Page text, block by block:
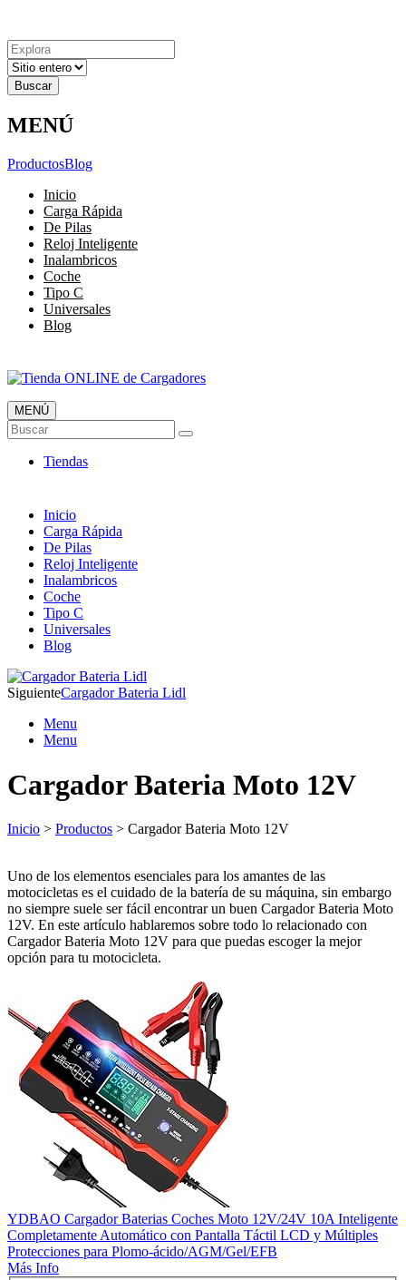
Resultados
para
MENÚ
ProductosBlog
Inicio
Carga Rápida
De Pilas
Reloj Inteligente
Inalambricos
Coche
Tipo C
Universales
Blog
Tienda ONLINE de Cargadores
Más Baratos
MENÚ
Buscar
Tiendas
Inicio
Carga Rápida
De Pilas
Reloj Inteligente
Inalambricos
Coche
Tipo C
Universales
Blog
SiguienteCargador Bateria Lidl
Menu
Menu
Cargador Bateria Moto 12V
Inicio > Productos > Cargador Bateria Moto 12V
Uno de los elementos esenciales para los amantes de las
motocicletas es el cuidado de la batería de su máquina, sin embargo
no siempre suele ser fácil encontrar un buen Cargador Bateria Moto
12V. En este artículo hablaremos sobre todo lo relacionado con
Cargador Bateria Moto 12V para que puedas escoger la mejor
opción para tu motocicleta.
YDBAO Cargador Baterias Coches Moto 12V/24V 10A Inteligente
Completamente Automático con Pantalla Táctil LCD y Múltiples
Protecciones para Plomo-ácido/AGM/Gel/EFB
Más Info